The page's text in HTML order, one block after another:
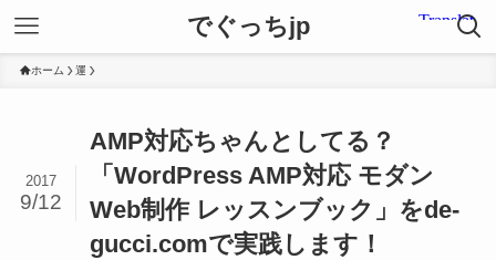
でぐっちjp
ホーム 運
AMP対応ちゃんとしてる？
「WordPress AMP対応 モダン
Web制作 レッスンブック」をde-
gucci.comで実践します！
2017
9/12